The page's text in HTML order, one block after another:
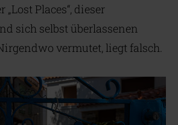
Places“, dieser
sich selbst überlassenen
vermutet, liegt falsch.